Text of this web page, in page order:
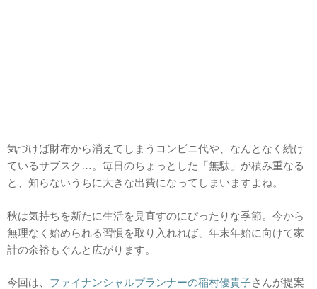
気づけば財布から消えてしまうコンビニ代や、なんとなく続け
ているサブスク…。毎日のちょっとした「無駄」が積み重なる
と、知らないうちに大きな出費になってしまいますよね。
秋は気持ちを新たに生活を見直すのにぴったりな季節。今から
無理なく始められる習慣を取り入れれば、年末年始に向けて家
計の余裕もぐんと広がります。
今回は、 ファイナンシャルプランナーの稲村優貴子さんが提案